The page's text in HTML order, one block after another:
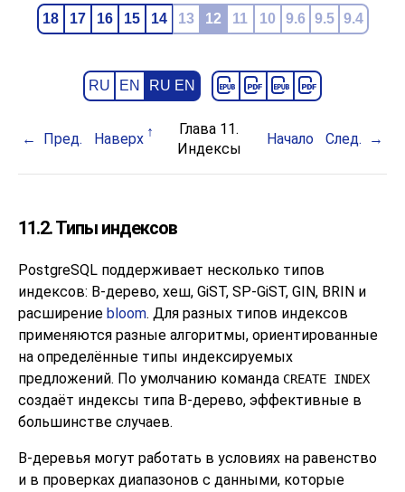
18
17 16 15 14 13 12 11 10 9.6 9.5 9.4
RU EN RU EN
Пред. Наверх
Глава 11.
Индексы
Начало След.
11.2. Типы индексов
PostgreSQL поддерживает несколько типов
индексов: B-дерево, хеш, GiST, SP-GiST, GIN, BRIN и
расширение bloom. Для разных типов индексов
применяются разные алгоритмы, ориентированные
на определённые типы индексируемых
предложений. По умолчанию команда CREATE INDEX
создаёт индексы типа B-дерево, эффективные в
большинстве случаев.
B-деревья могут работать в условиях на равенство
и в проверках диапазонов с данными, которые